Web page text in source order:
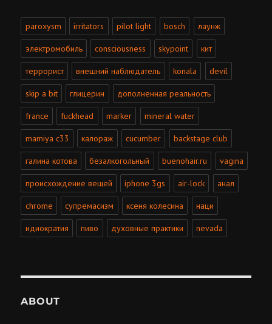
paroxysm irritators pilot light bosch лаунж
электромобиль consciousness skypoint кит
террорист внешний наблюдатель konala devil
skip a bit глицерин дополненная реальность
france fuckhead marker mineral water
mamiya c33 калораж cucumber backstage club
галина котова безалкогольный buenohair.ru vagina
происхождение вещей iphone 3gs air-lock анал
chrome супремасизм ксеня колесина наци
идиократия пиво духовные практики nevada
ABOUT